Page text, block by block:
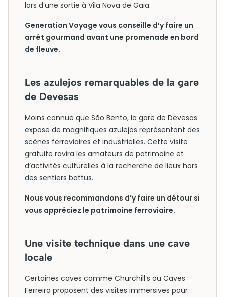
lors d’une sortie à Vila Nova de Gaia.
Generation Voyage vous conseille d’y faire un
arrêt gourmand avant une promenade en bord
de fleuve.
Les azulejos remarquables de la gare
de Devesas
Moins connue que São Bento, la gare de Devesas
expose de magnifiques azulejos représentant des
scènes ferroviaires et industrielles. Cette visite
gratuite ravira les amateurs de patrimoine et
d’activités culturelles à la recherche de lieux hors
des sentiers battus.
Nous vous recommandons d’y faire un détour si
vous appréciez le patrimoine ferroviaire.
Une visite technique dans une cave
locale
Certaines caves comme Churchill’s ou Caves
Ferreira proposent des visites immersives pour